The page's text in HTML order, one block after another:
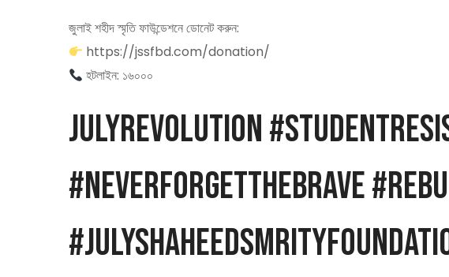
জুলাই শহীদ স্মৃতি ফাউন্ডেশনে ডোনেট করুন:
https://jssfbd.com/donation/
হটলাইন: ১৬০০০
JulyRevolution
#NeverForgetTheBrave